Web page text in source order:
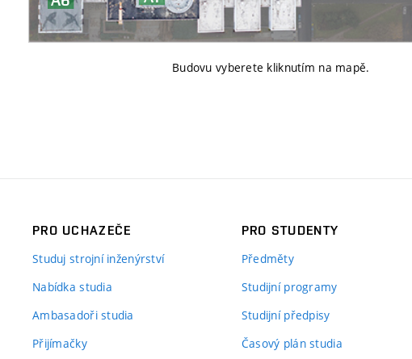
Budovu vyberete kliknutím na mapě.
PRO UCHAZEČE
Studuj strojní inženýrství
Nabídka studia
Ambasadoři studia
Přijímačky
PRO STUDENTY
Předměty
Studijní programy
Studijní předpisy
Časový plán studia